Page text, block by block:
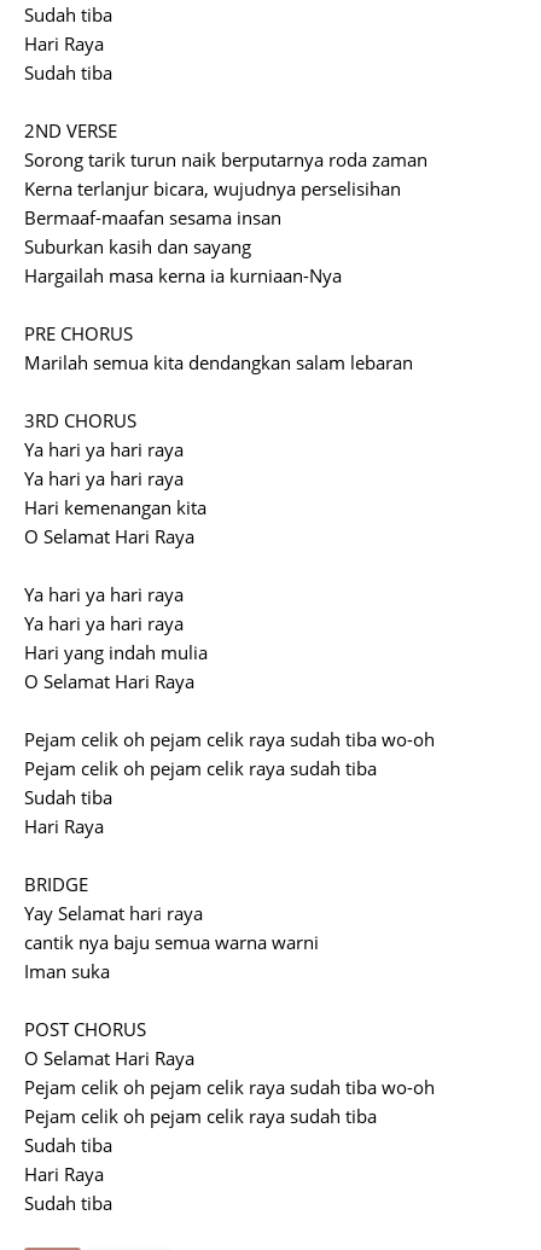
Sudah tiba
Hari Raya
Sudah tiba
2ND VERSE
Sorong tarik turun naik berputarnya roda zaman
Kerna terlanjur bicara, wujudnya perselisihan
Bermaaf-maafan sesama insan
Suburkan kasih dan sayang
Hargailah masa kerna ia kurniaan-Nya
PRE CHORUS
Marilah semua kita dendangkan salam lebaran
3RD CHORUS
Ya hari ya hari raya
Ya hari ya hari raya
Hari kemenangan kita
O Selamat Hari Raya
Ya hari ya hari raya
Ya hari ya hari raya
Hari yang indah mulia
O Selamat Hari Raya
Pejam celik oh pejam celik raya sudah tiba wo-oh
Pejam celik oh pejam celik raya sudah tiba
Sudah tiba
Hari Raya
BRIDGE
Yay Selamat hari raya
cantik nya baju semua warna warni
Iman suka
POST CHORUS
O Selamat Hari Raya
Pejam celik oh pejam celik raya sudah tiba wo-oh
Pejam celik oh pejam celik raya sudah tiba
Sudah tiba
Hari Raya
Sudah tiba